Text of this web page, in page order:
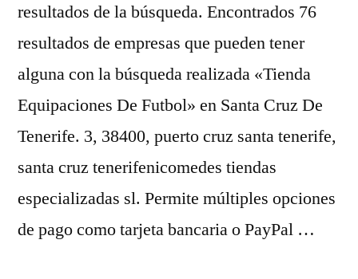
resultados de la búsqueda. Encontrados 76
resultados de empresas que pueden tener
alguna con la búsqueda realizada «Tienda
Equipaciones De Futbol» en Santa Cruz De
Tenerife. 3, 38400, puerto cruz santa tenerife,
santa cruz tenerifenicomedes tiendas
especializadas sl. Permite múltiples opciones
de pago como tarjeta bancaria o PayPal …